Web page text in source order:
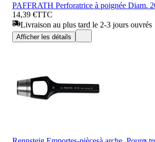
PAFFRATH Perforatrice à poignée Diam.
14,39 €TTC
Livraison au plus tard le 2-3 jours ouvrés
Afficher les détails